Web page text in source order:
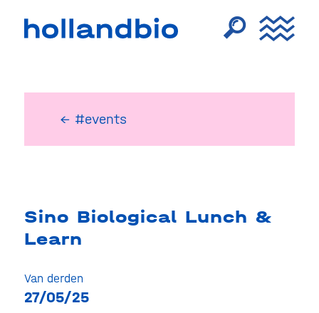
← #events
Sino Biological Lunch &
Learn
Van derden
27/05/25